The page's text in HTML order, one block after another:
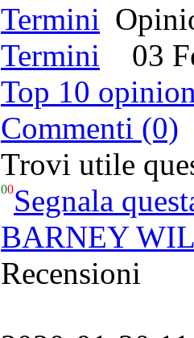
Termini 03
Top 10
Commenti (0)
Trovi utile
00Segnala
BARNEY
Recensioni